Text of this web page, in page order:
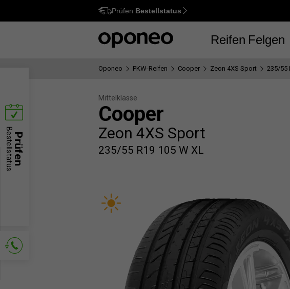
Ctrl M
Prüfen Bestellstatus
Reifen Felgen
Oponeo PKW-Reifen Cooper Zeon 4XS Sport 235/55
Mittelklasse
Cooper
Zeon 4XS Sport
235/55 R19 105 W XL
Prüfen
Bestellstatus